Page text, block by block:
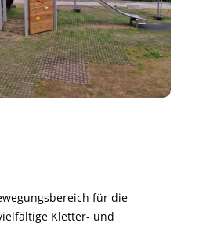
für die
Kletter- und